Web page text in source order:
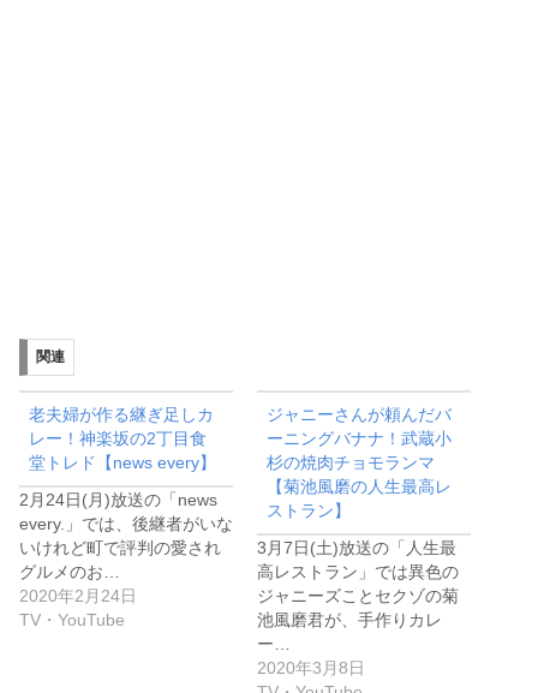
関連
老夫婦が作る継ぎ足しカ
レー！神楽坂の2丁目食
堂トレド【news every】
2月24日(月)放送の「news
every.」では、後継者がいな
いけれど町で評判の愛され
グルメのお…
2020年2月24日
TV・YouTube
ジャニーさんが頼んだバ
ーニングバナナ！武蔵小
杉の焼肉チョモランマ
【菊池風磨の人生最高レ
ストラン】
3月7日(土)放送の「人生最
高レストラン」では異色の
ジャニーズことセクゾの菊
池風磨君が、手作りカレ
ー…
2020年3月8日